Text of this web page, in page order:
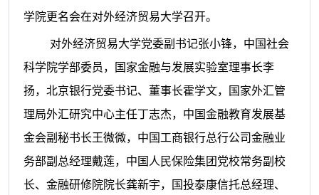
学院更名会在对外经济贸易大学召开。
对外经济贸易大学党委副书记张小锋，中国社会
科学院学部委员，国家金融与发展实验室理事长李
扬，北京银行党委书记、董事长霍学文，国家外汇管
理局外汇研究中心主任丁志杰，中国金融教育发展基
金会副秘书长王微微，中国工商银行总行公司金融业
务部副总经理戴莲，中国人民保险集团党校常务副校
长、金融研修院院长龚新宇，国投泰康信托总经理、